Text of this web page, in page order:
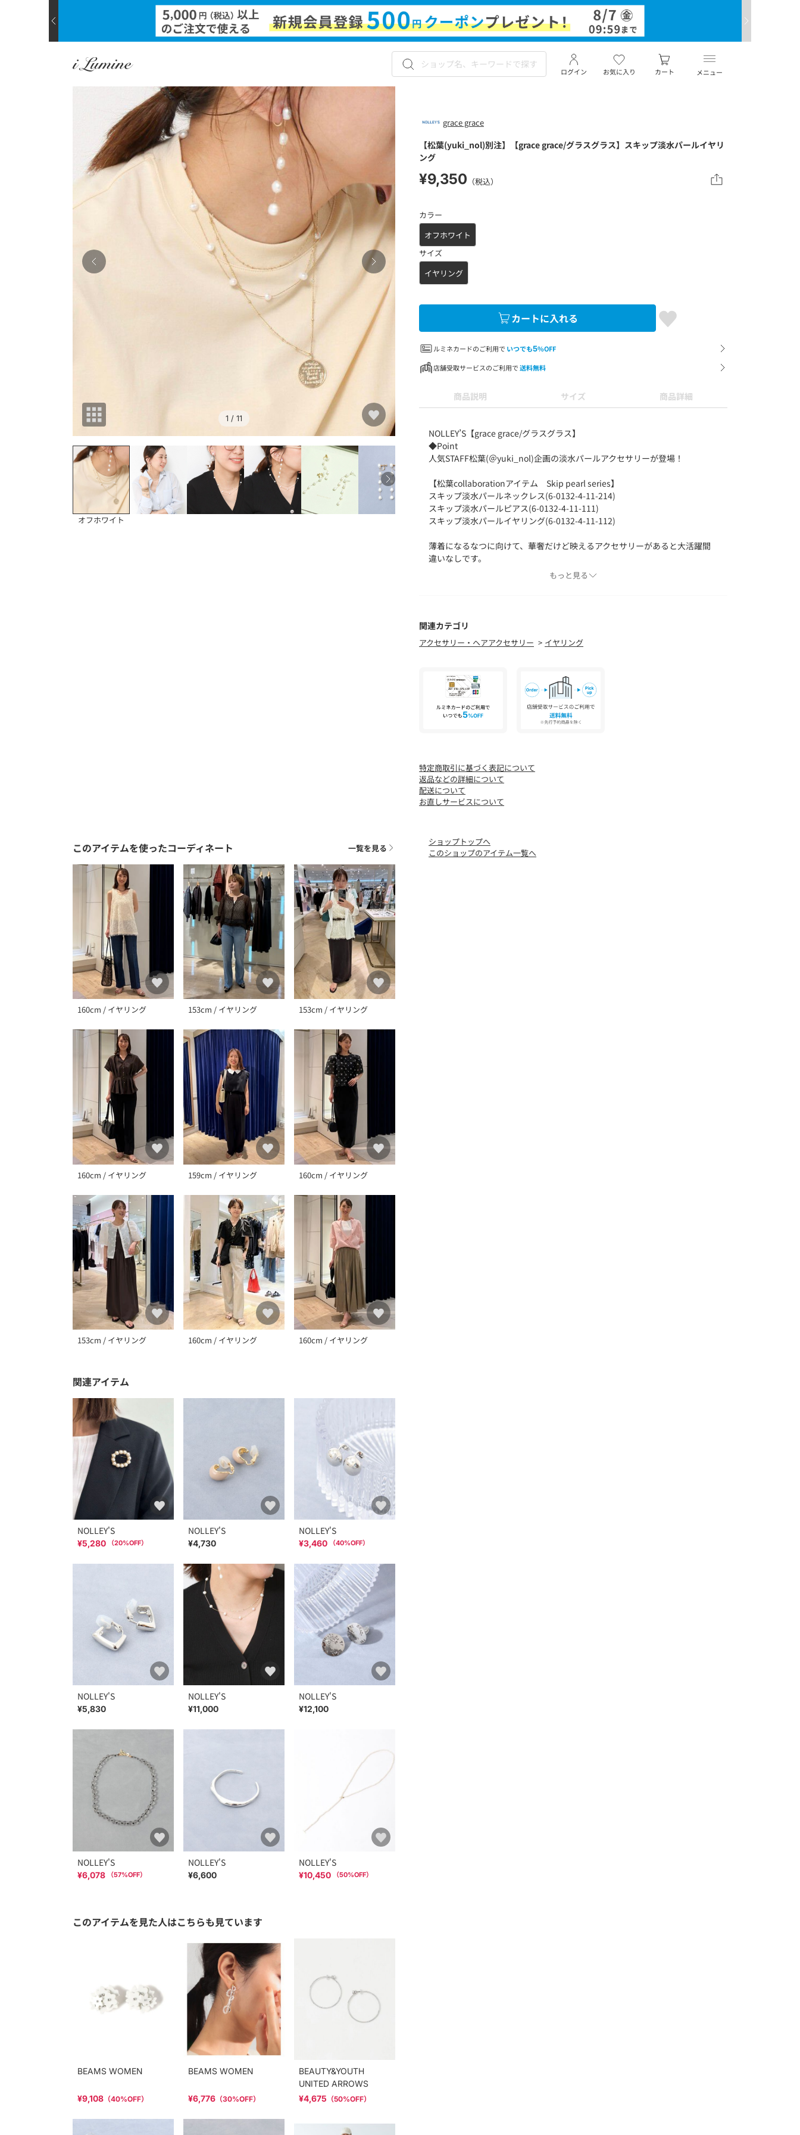
メニュー
お気に入り
ログイン カート
1 / 11
オフホワイト
grace grace
【松葉(yuki_nol)別注】【grace grace/グラスグラス】スキップ淡水パールイヤリ
ング
¥9,350 （税込）
カラー
オフホワイト
サイズ
イヤリング
カートに入れる
ルミネカードのご利用で いつでも5%OFF
店舗受取サービスのご利用で送料無料
商品説明 サイズ 商品詳細
NOLLEY’S【grace grace/グラスグラス】
◆Point
人気STAFF松葉(＠yuki_nol)企画の淡水パールアクセサリーが登場！
【松葉collaborationアイテム Skip pearl series】
スキップ淡水パールネックレス(6-0132-4-11-214)
スキップ淡水パールピアス(6-0132-4-11-111)
スキップ淡水パールイヤリング(6-0132-4-11-112)
薄着になるなつに向けて、華奢だけど映えるアクセサリーがあると大活躍間
違いなしです。
6月の誕生石にちなんだ、pearlシリーズをコラボしました。
是非、チェックしてみてください
【松葉コメント】
耳元に縦ライン入ると、何故か小顔効果も出ます。
意外とロングヘアで合わせても、髪の毛とのコントラストが出て
首回りも軽い印象になるので、いろんなヘアスタイルの方に手に取って頂け
ると嬉しいです。
【grace grace （グラスグラス）】
2024AWデビュー・ノーリーズのアクセサリーブランド。
シンプルで美しいスキンジュエリー”ジュエリーシリーズ”と、重ねるごとに自
分だけのものになっていくシーズンごとに楽しめる飽きのこない”レイヤード
Ti sentral sempre piu sicuro di te あなたはますます自分に自信を持つように
もっと見る
関連カテゴリ
アクセサリー・ヘアアクセサリー イヤリング
特定商取引に基づく表記について
返品などの詳細について
配送について
お直しサービスについて
このアイテムを使ったコーディネート 一覧を見る
160cm / イヤリング 153cm / イヤリング 153cm / イヤリング
160cm / イヤリング 159cm / イヤリング 160cm / イヤリング
153cm / イヤリング 160cm / イヤリング 160cm / イヤリング
関連アイテム
NOLLEY'S
¥5,280 （20%OFF）
NOLLEY'S
¥4,730
NOLLEY'S
¥3,460 （40%OFF）
NOLLEY'S
¥5,830
NOLLEY'S
¥11,000
NOLLEY'S
¥12,100
NOLLEY'S
¥6,078 （57%OFF）
NOLLEY'S
¥6,600
NOLLEY'S
¥10,450 （50%OFF）
ショップトップへ
このショップのアイテム一覧へ